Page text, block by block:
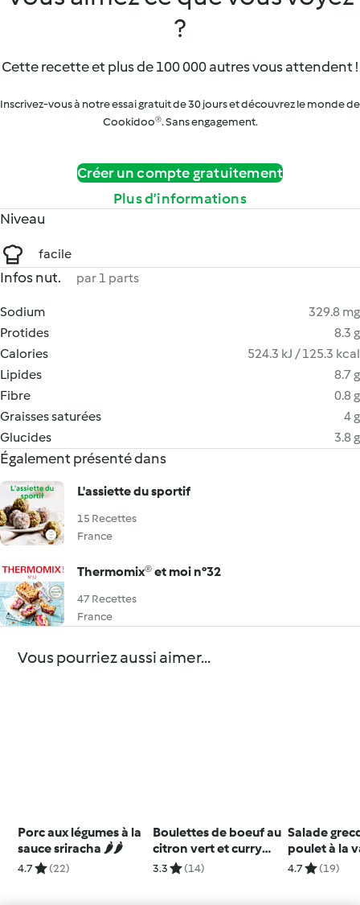
?
Cette recette et plus de 100 000 autres vous attendent !
Inscrivez-vous à notre essai gratuit de 30 jours et découvrez le monde de
Cookidoo®. Sans engagement.
Créer un compte gratuitement
Plus d’informations
Niveau
facile
Infos nut. par 1 parts
Sodium
329.8 mg
Protides
8.3 g
Calories
524.3 kJ / 125.3 kcal
Lipides
8.7 g
Fibre
0.8 g
Graisses saturées
4 g
Glucides
3.8 g
Également présenté dans
L'assiette du sportif
15 Recettes
France
Thermomix® et moi n°32
47 Recettes
France
Vous pourriez aussi aimer...
Porc aux légumes à la
sauce sriracha 🌶️🌶️
4.7 (22)
Boulettes de boeuf au
citron vert et curry
vert
3.3 (14)
Salade
poulet à la
4.7 (19)